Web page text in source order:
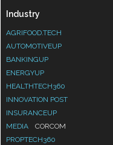
Industry
AGRIFOOD.TECH
AUTOMOTIVEUP
BANKINGUP
ENERGYUP
HEALTHTECH360
INNOVATION POST
INSURANCEUP
MEDIA
CORCOM
PROPTECH360